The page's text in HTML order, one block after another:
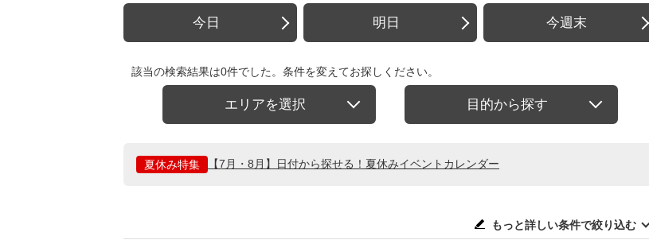
今日 明日 今週末
該当の検索結果は0件でした。条件を変えてお探しください。
エリアを選択 目的から探す
夏休み特集 【7月・8月】日付から探せる！夏休みイベントカレンダー
もっと詳しい条件で絞り込む